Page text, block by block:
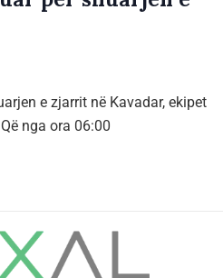
e zjarrit në Kavadar, ekipet
nga ora 06:00